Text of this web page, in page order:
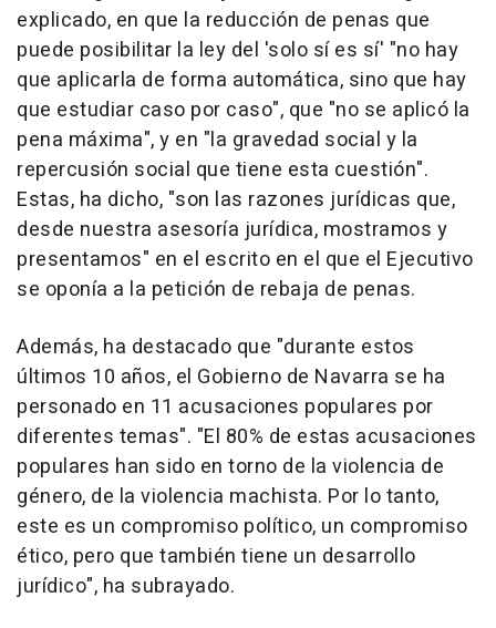
explicado, en que la reducción de penas que
puede posibilitar la ley del 'solo sí es sí' "no hay
que aplicarla de forma automática, sino que hay
que estudiar caso por caso", que "no se aplicó la
pena máxima", y en "la gravedad social y la
repercusión social que tiene esta cuestión".
Estas, ha dicho, "son las razones jurídicas que,
desde nuestra asesoría jurídica, mostramos y
presentamos" en el escrito en el que el Ejecutivo
se oponía a la petición de rebaja de penas.
Además, ha destacado que "durante estos
últimos 10 años, el Gobierno de Navarra se ha
personado en 11 acusaciones populares por
diferentes temas". "El 80% de estas acusaciones
populares han sido en torno de la violencia de
género, de la violencia machista. Por lo tanto,
este es un compromiso político, un compromiso
ético, pero que también tiene un desarrollo
jurídico", ha subrayado.